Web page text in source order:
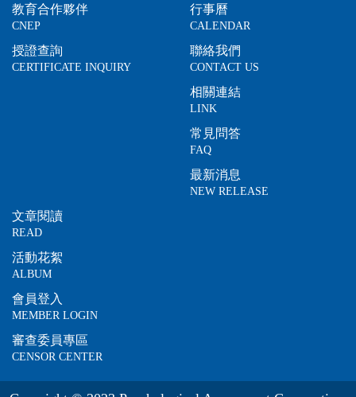
教育合作夥伴
CNEP
授證查詢
CERTIFICATE INQUIRY
行事曆
CALENDAR
聯絡我們
CONTACT US
相關連結
LINK
常見問答
FAQ
最新消息
NEW RELEASE
文章閱讀
READ
活動花絮
ALBUM
會員登入
MEMBER LOGIN
審查委員專區
CENSOR CENTER